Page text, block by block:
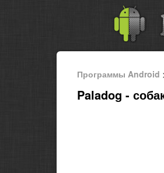
Программы Android
Paladog -